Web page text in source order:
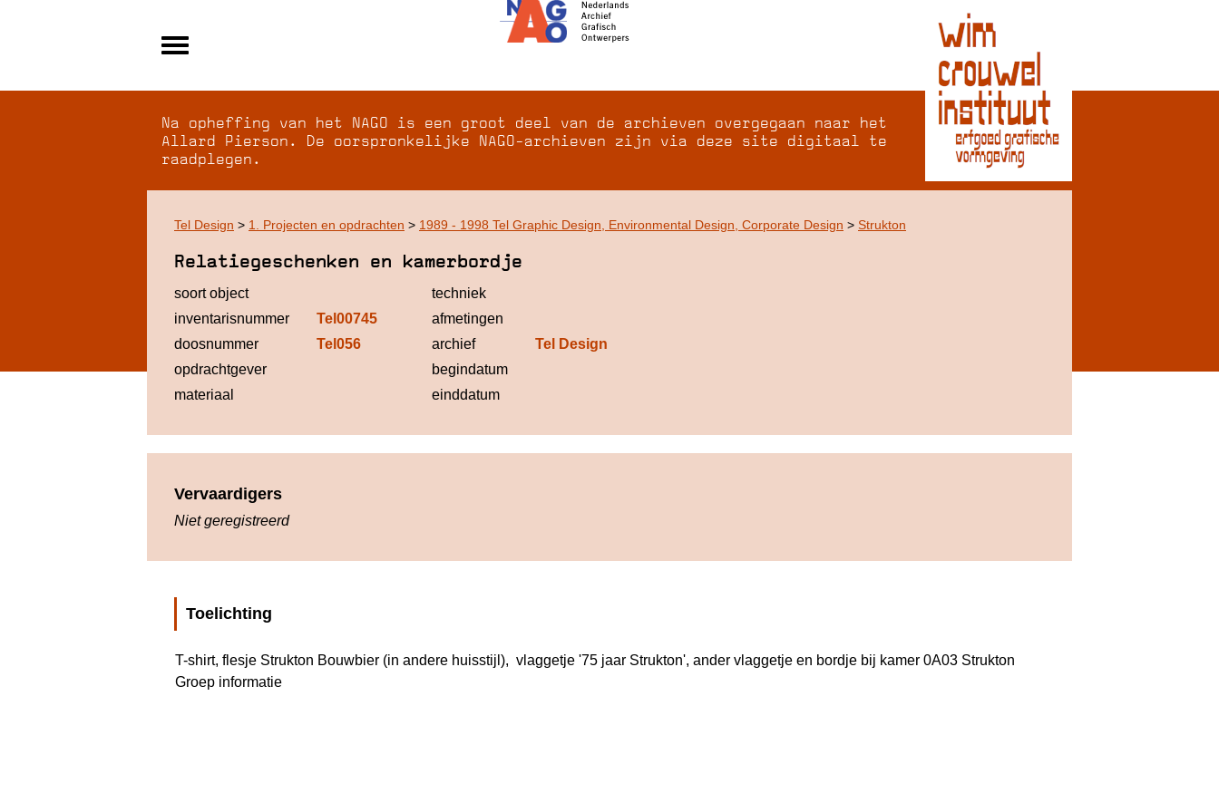
Over WCI
Inloggen
Na opheffing van het NAGO is een groot deel van de archieven overgegaan naar het
Allard Pierson. De oorspronkelijke NAGO-archieven zijn via deze site digitaal te
raadplegen.
Tel Design > 1. Projecten en opdrachten > 1989 - 1998 Tel Graphic Design, Environmental Design, Corporate Design > Strukton
Relatiegeschenken en kamerbordje
soort object
techniek
inventarisnummer
Tel00745
afmetingen
doosnummer
Tel056 archief
Tel Design
opdrachtgever
begindatum
materiaal
einddatum
Vervaardigers
Niet geregistreerd
Toelichting
T-shirt, flesje Strukton Bouwbier (in andere huisstijl),  vlaggetje '75 jaar Strukton', ander vlaggetje en bordje bij kamer 0A03 Strukton
Groep informatie